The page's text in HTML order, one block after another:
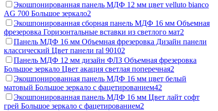
Экошпонированная панель МДФ 12 мм цвет velluto bianco
AG 700 Большое зеркало2
Экошпонированная сборная панель МДФ 16 мм Объемная
фрезеровка Горизонтальные вставки из светлого мат2
Панель МДФ 16 мм Объемная фрезеровка Дизайн панели
классический Цвет панели ral 90102
Панель МДФ 12 мм дизайн ФЛЗ Объемная фрезеровка
Большое зеркало Цвет акация светлая поперечная2
Экошпонированная панель МДФ 16 мм цвет белый
матовый Большое зеркало с фацетированием42
Экошпонированная панель МДФ 16 мм Цвет лайт софт
грей Большое зеркало с фацетированием2